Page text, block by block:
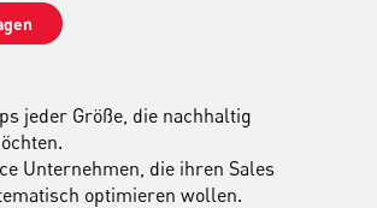
jeder Größe, die nachhaltig
Unternehmen, die ihren Sales
optimieren wollen.